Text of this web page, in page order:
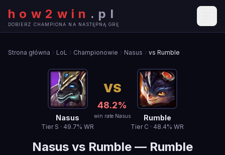
how2win . pl
DOBIERZ CHAMPIONA NA NASTĘPNĄ GRĘ
Strona główna LoL Championowie Nasus vs Rumble
Nasus
Tier S · 49.7% WR
VS
48.2%
win rate Nasus Rumble
Tier C · 48.4% WR
Nasus vs Rumble — Rumble